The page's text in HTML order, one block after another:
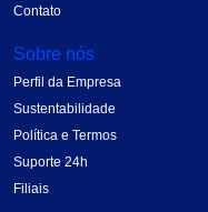
Contato
Sobre nós
Perfil da Empresa
Sustentabilidade
Política e Termos
Suporte 24h
Filiais